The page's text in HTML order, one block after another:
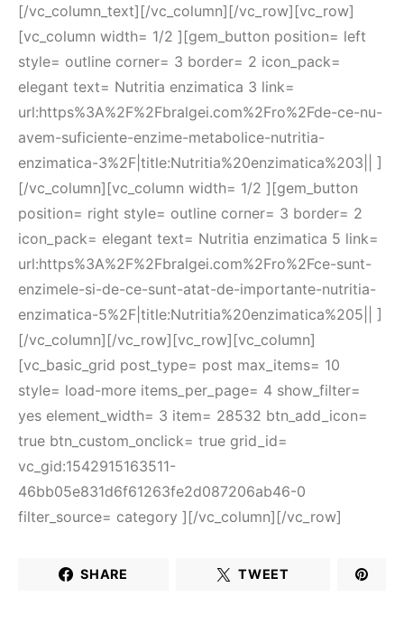
[/vc_column_text][/vc_column][/vc_row][vc_row]
[vc_column width= 1/2 ][gem_button position= left
style= outline corner= 3 border= 2 icon_pack=
elegant text= Nutritia enzimatica 3 link=
url:https%3A%2F%2Fbralgei.com%2Fro%2Fde-ce-nu-
avem-suficiente-enzime-metabolice-nutritia-
enzimatica-3%2F|title:Nutritia%20enzimatica%203|| ]
[/vc_column][vc_column width= 1/2 ][gem_button
position= right style= outline corner= 3 border= 2
icon_pack= elegant text= Nutritia enzimatica 5 link=
url:https%3A%2F%2Fbralgei.com%2Fro%2Fce-sunt-
enzimele-si-de-ce-sunt-atat-de-importante-nutritia-
enzimatica-5%2F|title:Nutritia%20enzimatica%205|| ]
[/vc_column][/vc_row][vc_row][vc_column]
[vc_basic_grid post_type= post max_items= 10
style= load-more items_per_page= 4 show_filter=
yes element_width= 3 item= 28532 btn_add_icon=
true btn_custom_onclick= true grid_id=
vc_gid:1542915163511-
46bb05e831d6f61263fe2d087206ab46-0
filter_source= category ][/vc_column][/vc_row]
SHARE TWEET